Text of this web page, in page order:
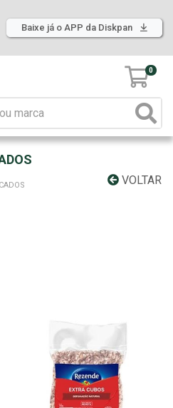
Baixe já o APP da Diskpan
0
VOLTAR